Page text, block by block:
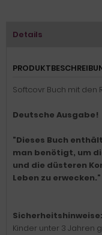
Details
Softcovr Buch mit den
Deutsche Ausgabe!
"Dieses Buch
man benötigt, um
und die düsteren
Leben zu erwecken."
Sicherheitshinweise:
Kinder unter 3 Jahren